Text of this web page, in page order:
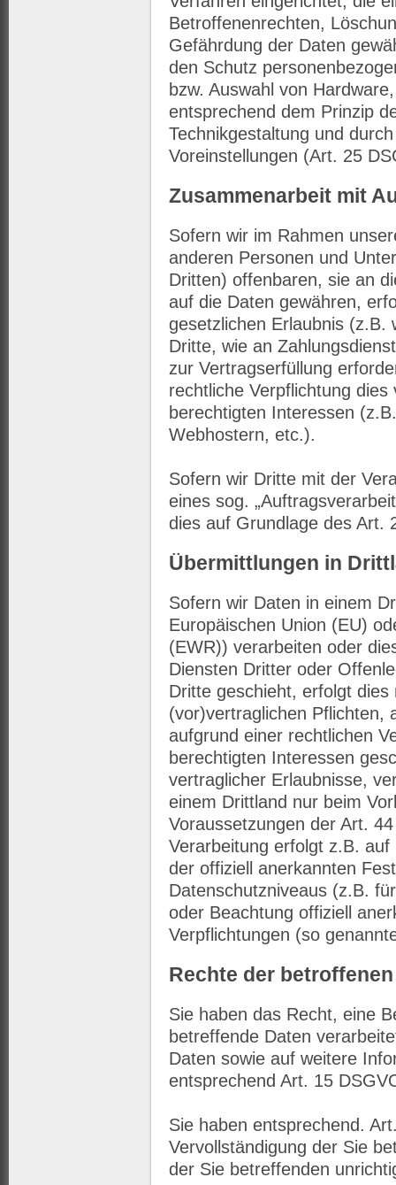
Betroffenenrechten,
Gefährdung der Daten
den Schutz
bzw. Auswahl von
entsprechend dem Prinzip
Technikgestaltung und
Voreinstellungen (Art. 25
Zusammenarbeit mit
Sofern wir im Rahmen
anderen Personen und
Dritten) offenbaren, sie an
auf die Daten gewähren,
gesetzlichen Erlaubnis (z.B.
Dritte, wie an
zur Vertragserfüllung
rechtliche Verpflichtung
berechtigten Interessen
Webhostern, etc.).
Sofern wir Dritte mit der
eines sog.
dies auf Grundlage des Art.
Übermittlungen in
Sofern wir Daten in einem
Europäischen Union (EU)
(EWR)) verarbeiten oder
Diensten Dritter oder
Dritte geschieht, erfolgt
(vor)vertraglichen Pflichten,
aufgrund einer rechtlichen
berechtigten Interessen
vertraglicher Erlaubnisse,
einem Drittland nur beim
Voraussetzungen der Art.
Verarbeitung erfolgt z.B.
der offiziell anerkannten
Datenschutzniveaus (z.B.
oder Beachtung offiziell
Verpflichtungen (so
Rechte der
Sie haben das Recht, eine
betreffende Daten
Daten sowie auf weitere
entsprechend Art. 15
Sie haben entsprechend.
Vervollständigung der Sie
der Sie betreffenden